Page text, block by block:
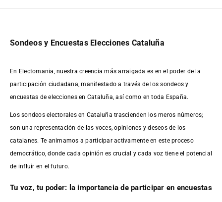
Sondeos y Encuestas Elecciones Cataluña
En Electomania, nuestra creencia más arraigada es en el poder de la
participación ciudadana, manifestado a través de los sondeos y
encuestas de elecciones en Cataluña, así como en toda España.
Los sondeos electorales en Cataluña trascienden los meros números;
son una representación de las voces, opiniones y deseos de los
catalanes. Te animamos a participar activamente en este proceso
democrático, donde cada opinión es crucial y cada voz tiene el potencial
de influir en el futuro.
Tu voz, tu poder: la importancia de participar en encuestas